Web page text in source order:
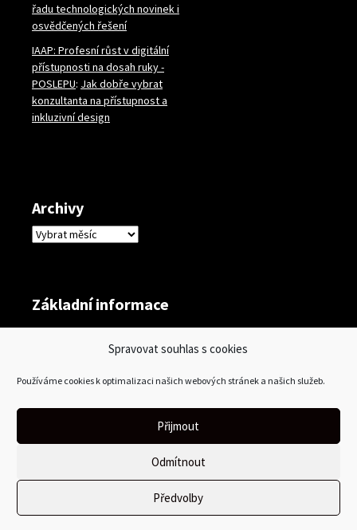
Spravovat souhlas s cookies
Používáme cookies k optimalizaci našich webových stránek a našich služeb.
Přijmout
Odmítnout
Předvolby
řadu technologických novinek i
osvědčených řešení
IAAP: Profesní růst v digitální
přístupnosti na dosah ruky -
POSLEPU: Jak dobře vybrat
konzultanta na přístupnost a
inkluzivní design
Archivy
Archivy
Základní informace
Zdroj kanálů (příspěvky)
Kanál komentářů
Česká lokalizace
Používáme WordPress (v češtině).